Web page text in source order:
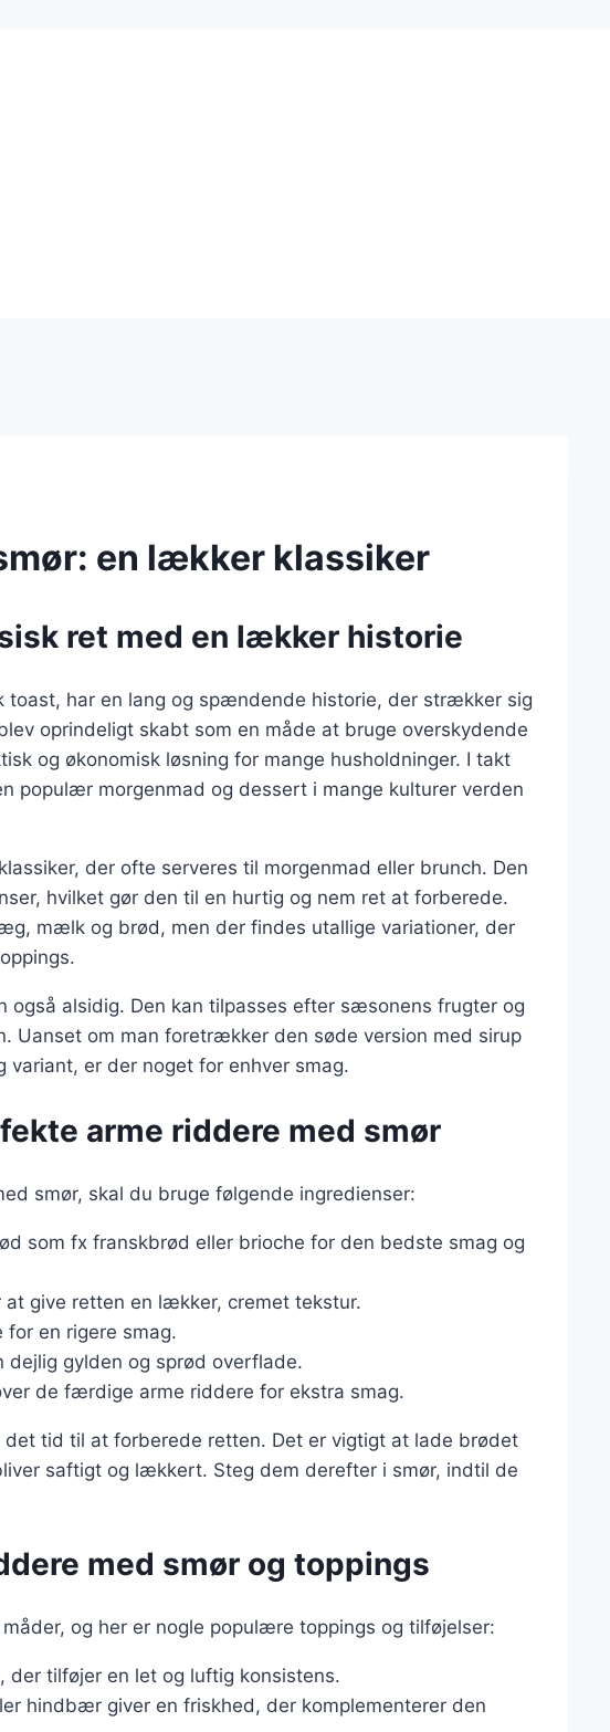
en lækker klassiker
ret med en lækker historie
toast, har en lang og spændende historie, der strækker sig
oprindeligt skabt som en måde at bruge overskydende
og økonomisk løsning for mange husholdninger. I takt
populær morgenmad og dessert i mange kulturer verden
der ofte serveres til morgenmad eller brunch. Den
hvilket gør den til en hurtig og nem ret at forberede.
mælk og brød, men der findes utallige variationer, der
også alsidig. Den kan tilpasses efter sæsonens frugter og
Uanset om man foretrækker den søde version med sirup
er der noget for enhver smag.
arme riddere med smør
smør, skal du bruge følgende ingredienser:
som fx franskbrød eller brioche for den bedste smag og
give retten en lækker, cremet tekstur.
en rigere smag.
dejlig gylden og sprød overflade.
de færdige arme riddere for ekstra smag.
det tid til at forberede retten. Det er vigtigt at lade brødet
saftigt og lækkert. Steg dem derefter i smør, indtil de
med smør og toppings
og her er nogle populære toppings og tilføjelser:
der tilføjer en let og luftig konsistens.
hindbær giver en friskhed, der komplementerer den